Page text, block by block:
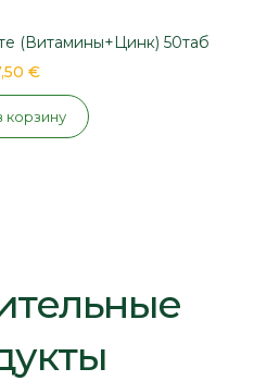
(Витамины+Цинк) 50таб
€
корзину